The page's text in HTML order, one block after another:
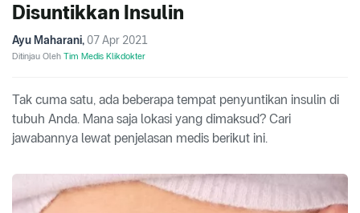
Disuntikkan Insulin
Ayu Maharani, 07 Apr 2021
Ditinjau Oleh Tim Medis Klikdokter
Tak cuma satu, ada beberapa tempat penyuntikan insulin di
tubuh Anda. Mana saja lokasi yang dimaksud? Cari
jawabannya lewat penjelasan medis berikut ini.